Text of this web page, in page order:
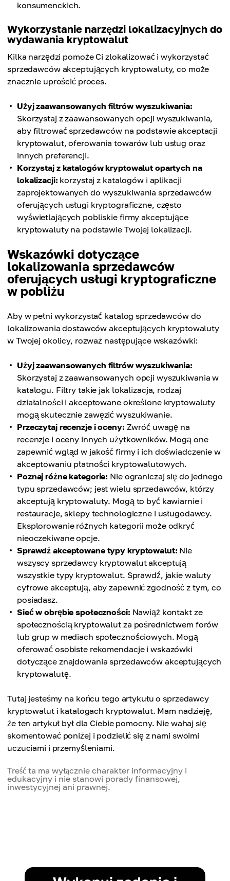
konsumenckich.
Wykorzystanie narzędzi lokalizacyjnych do
wydawania kryptowalut
Kilka narzędzi pomoże Ci zlokalizować i wykorzystać
sprzedawców akceptujących kryptowaluty, co może
znacznie uprościć proces.
Użyj zaawansowanych filtrów wyszukiwania:
Skorzystaj z zaawansowanych opcji wyszukiwania,
aby filtrować sprzedawców na podstawie akceptacji
kryptowalut, oferowania towarów lub usług oraz
innych preferencji.
Korzystaj z katalogów kryptowalut opartych na
lokalizacji: korzystaj z katalogów i aplikacji
zaprojektowanych do wyszukiwania sprzedawców
oferujących usługi kryptograficzne, często
wyświetlających pobliskie firmy akceptujące
kryptowaluty na podstawie Twojej lokalizacji.
Wskazówki dotyczące
lokalizowania sprzedawców
oferujących usługi kryptograficzne
w pobliżu
Aby w pełni wykorzystać katalog sprzedawców do
lokalizowania dostawców akceptujących kryptowaluty
w Twojej okolicy, rozważ następujące wskazówki:
Użyj zaawansowanych filtrów wyszukiwania:
Skorzystaj z zaawansowanych opcji wyszukiwania w
katalogu. Filtry takie jak lokalizacja, rodzaj
działalności i akceptowane określone kryptowaluty
mogą skutecznie zawęzić wyszukiwanie.
Przeczytaj recenzje i oceny: Zwróć uwagę na
recenzje i oceny innych użytkowników. Mogą one
zapewnić wgląd w jakość firmy i ich doświadczenie w
akceptowaniu płatności kryptowalutowych.
Poznaj różne kategorie: Nie ograniczaj się do jednego
typu sprzedawców; jest wielu sprzedawców, którzy
akceptują kryptowaluty. Mogą to być kawiarnie i
restauracje, sklepy technologiczne i usługodawcy.
Eksplorowanie różnych kategorii może odkryć
nieoczekiwane opcje.
Sprawdź akceptowane typy kryptowalut: Nie
wszyscy sprzedawcy kryptowalut akceptują
wszystkie typy kryptowalut. Sprawdź, jakie waluty
cyfrowe akceptują, aby zapewnić zgodność z tym, co
posiadasz.
Sieć w obrębie społeczności: Nawiąż kontakt ze
społecznością kryptowalut za pośrednictwem forów
lub grup w mediach społecznościowych. Mogą
oferować osobiste rekomendacje i wskazówki
dotyczące znajdowania sprzedawców akceptujących
kryptowalutę.
Tutaj jesteśmy na końcu tego artykułu o sprzedawcy
kryptowalut i katalogach kryptowalut. Mam nadzieję,
że ten artykuł był dla Ciebie pomocny. Nie wahaj się
skomentować poniżej i podzielić się z nami swoimi
uczuciami i przemyśleniami.
Treść ta ma wyłącznie charakter informacyjny i
edukacyjny i nie stanowi porady finansowej,
inwestycyjnej ani prawnej.